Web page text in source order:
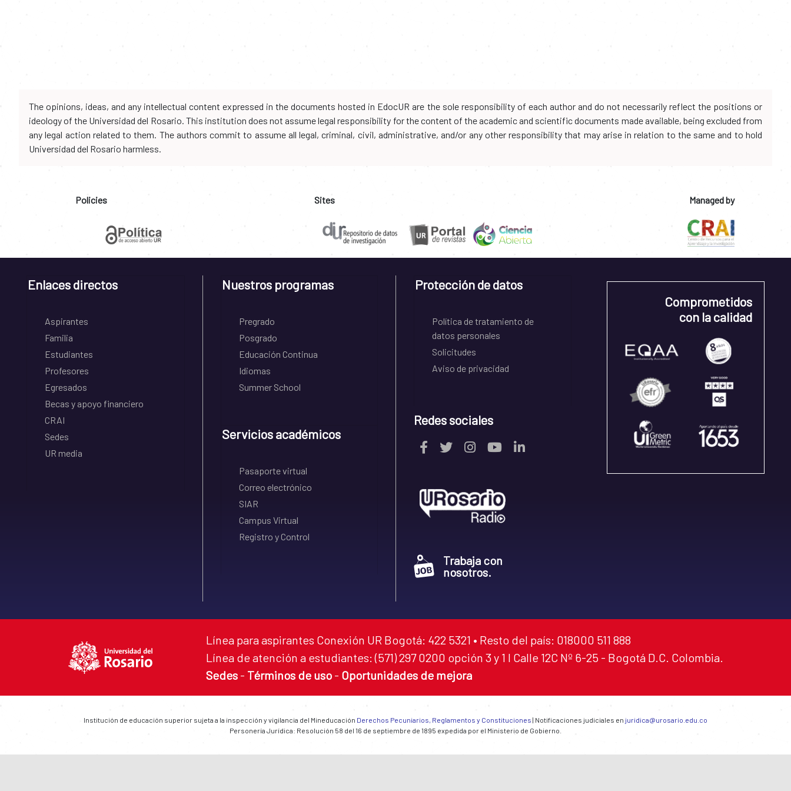
The opinions, ideas, and any intellectual content expressed in the documents hosted in EdocUR are the sole responsibility of each author and do not necessarily reflect the positions or
ideology of the Universidad del Rosario. This institution does not assume legal responsibility for the content of the academic and scientific documents made available, being excluded from
any legal action related to them. The authors commit to assume all legal, criminal, civil, administrative, and/or any other responsibility that may arise in relation to the same and to hold
Universidad del Rosario harmless.
Policies Sites Managed by
Enlaces directos
Aspirantes
Familia
Estudiantes
Profesores
Egresados
Becas y apoyo financiero
CRAI
Sedes
UR media
Nuestros programas
Pregrado
Posgrado
Educación Continua
Idiomas
Summer School
Servicios académicos
Pasaporte virtual
Correo electrónico
SIAR
Campus Virtual
Registro y Control
Protección de datos
Política de tratamiento de
datos personales
Solicitudes
Aviso de privacidad
Redes sociales
Trabaja con
nosotros.
Comprometidos
con la calidad
Línea para aspirantes Conexión UR Bogotá: 422 5321 • Resto del país: 018000 511 888
Línea de atención a estudiantes: (571) 297 0200 opción 3 y 1 I Calle 12C Nº 6-25 - Bogotá D.C. Colombia.
Sedes - Términos de uso - Oportunidades de mejora
Institución de educación superior sujeta a la inspección y vigilancia del Mineducación Derechos Pecuniarios, Reglamentos y Constituciones | Notificaciones judiciales en juridica@urosario.edu.co
Personería Jurídica: Resolución 58 del 16 de septiembre de 1895 expedida por el Ministerio de Gobierno.